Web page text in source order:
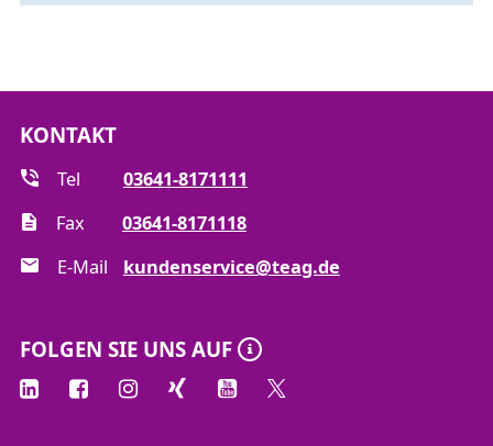
KONTAKT
Tel
03641-8171111
Fax
03641-8171118
E-Mail
kundenservice@teag.de
FOLGEN SIE UNS AUF